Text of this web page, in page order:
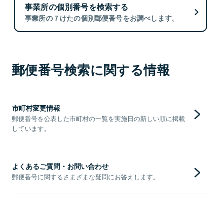
事業所の個別番号を検索する
事業所の７けたの個別郵便番号をお調べします。
郵便番号検索に関する情報
市町村変更情報
郵便番号を公表した市町村の一覧を実施日の新しい順に掲載
しています。
よくあるご質問・お問い合わせ
郵便番号に関するさまざまな疑問にお答えします。